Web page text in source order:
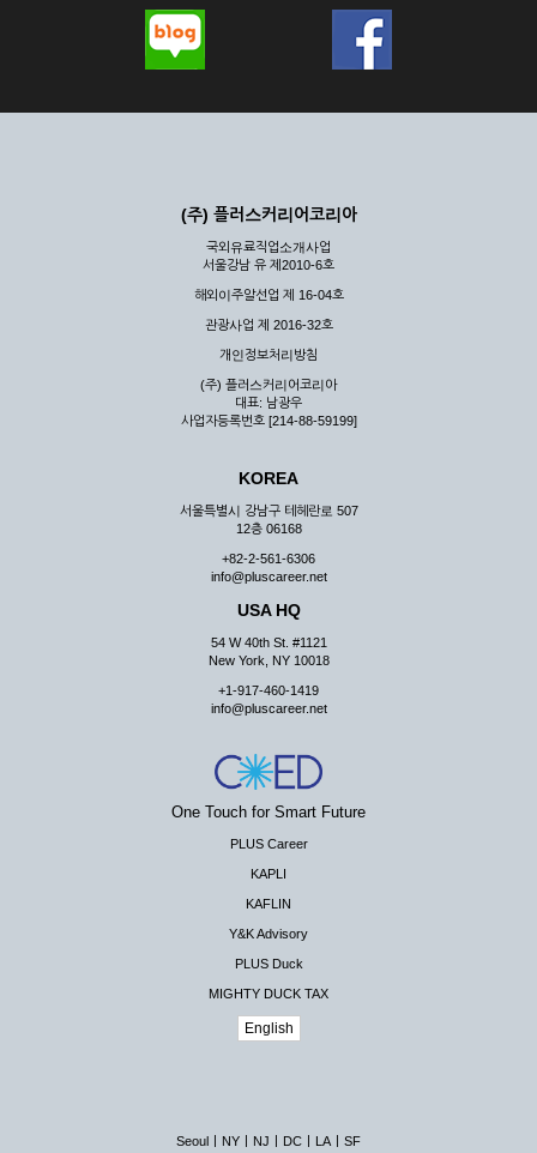
(주) 플러스커리어코리아
국외유료직업소개사업
서울강남 유 제2010-6호
해외이주알선업 제 16-04호
관광사업 제 2016-32호
개인정보처리방침
(주) 플러스커리어코리아
대표: 남광우
사업자등록번호 [214-88-59199]
KOREA
서울특별시 강남구 테헤란로 507
12층 06168
+82-2-561-6306
info@pluscareer.net
USA HQ
54 W 40th St. #1121
New York, NY 10018
+1-917-460-1419
info@pluscareer.net
One Touch for Smart Future
PLUS Career
KAPLI
KAFLIN
Y&K Advisory
PLUS Duck
MIGHTY DUCK TAX
English
Seoul NY NJ DC LA SF